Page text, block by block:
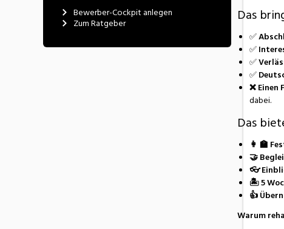
Bewerber-Cockpit anlegen
Zum Ratgeber Das
✅
✅
✅
✅
❌Einen
dabei.
Das
👩 🏫
🤝
👓
🏝️ 5
👍
Warum